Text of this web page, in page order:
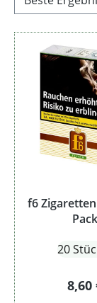
f6
Pack
20
8,60